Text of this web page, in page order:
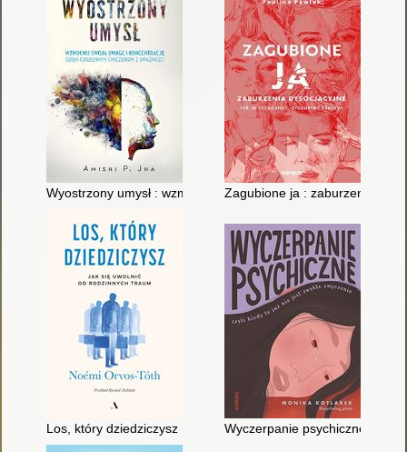
Wyostrzony umysł : wzmocnij swoją uwagę i koncentrację
Zagubione ja : zaburzenia
Los, który dziedziczysz : jak się uwolnić od rodzinnych traum
Wyczerpanie psychiczne czyli